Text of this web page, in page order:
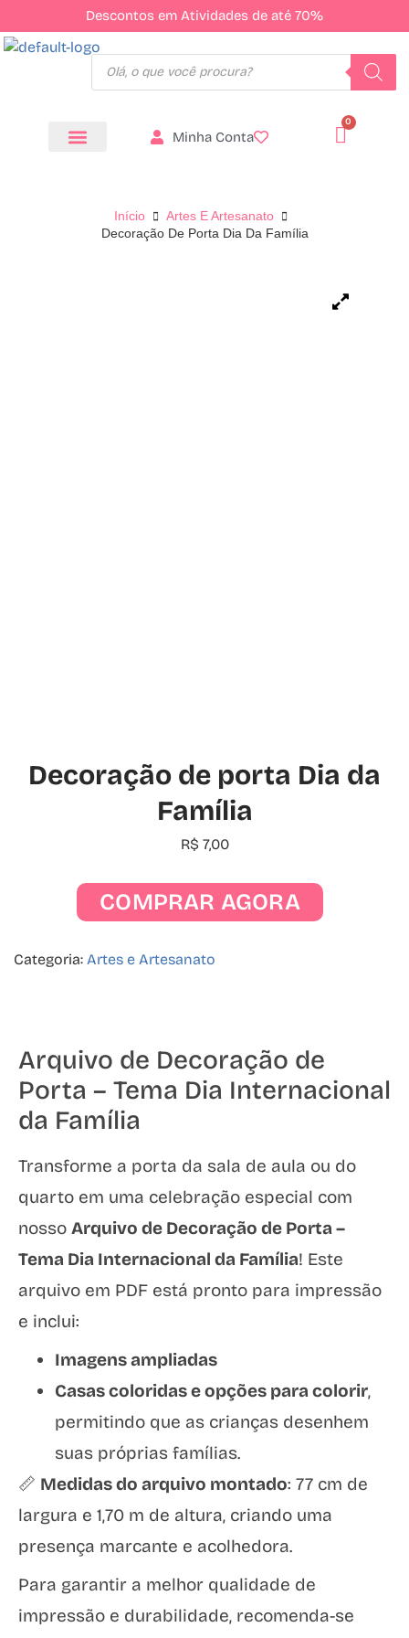
Descontos em Atividades de até 70%
Minha Conta
Início
Artes E Artesanato
Decoração De Porta Dia Da Família
Decoração de porta Dia da
Família
R$ 7,00
COMPRAR AGORA
Categoria: Artes e Artesanato
Arquivo de Decoração de
Porta – Tema Dia Internacional
da Família
Transforme a porta da sala de aula ou do
quarto em uma celebração especial com
nosso Arquivo de Decoração de Porta –
Tema Dia Internacional da Família! Este
arquivo em PDF está pronto para impressão
e inclui:
Imagens ampliadas
Casas coloridas e opções para colorir,
permitindo que as crianças desenhem
suas próprias famílias.
📏 Medidas do arquivo montado: 77 cm de
largura e 1,70 m de altura, criando uma
presença marcante e acolhedora.
Para garantir a melhor qualidade de
impressão e durabilidade, recomenda-se